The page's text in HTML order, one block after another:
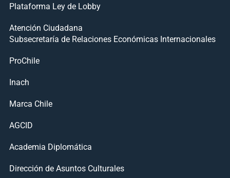
Plataforma Ley de Lobby
Atención Ciudadana
Subsecretaría de Relaciones Económicas Internacionales
ProChile
Inach
Marca Chile
AGCID
Academia Diplomática
Dirección de Asuntos Culturales